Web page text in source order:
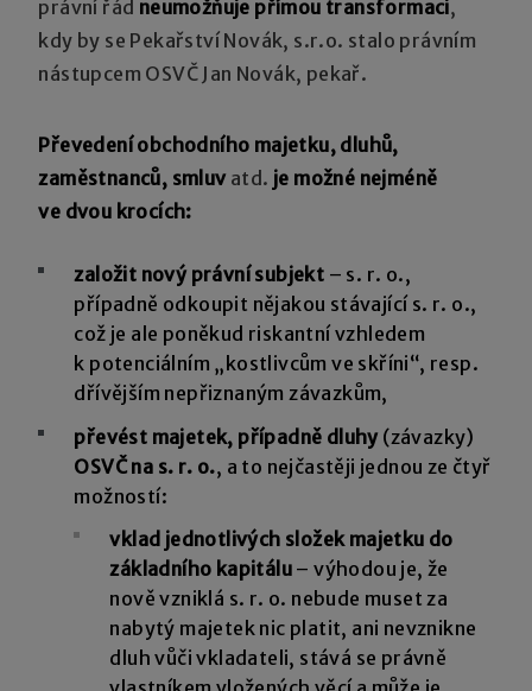
právní řád neumožňuje přímou transformaci,
kdy by se Pekařství Novák, s.r.o. stalo právním
nástupcem OSVČ Jan Novák, pekař.
Převedení obchodního majetku, dluhů,
zaměstnanců, smluvatd. je možné nejméně
ve dvou krocích:
založit nový právní subjekt – s. r. o.,
případně odkoupit nějakou stávající s. r. o.,
což je ale poněkud riskantní vzhledem
k potenciálním „kostlivcům ve skříni“, resp.
dřívějším nepřiznaným závazkům,
převést majetek, případně dluhy(závazky)
OSVČ na s. r. o., a to nejčastěji jednou ze čtyř
možností:
vklad jednotlivých složek majetku do
základního kapitálu – výhodou je, že
nově vzniklá s. r. o. nebude muset za
nabytý majetek nic platit, ani nevznikne
dluh vůči vkladateli, stává se právně